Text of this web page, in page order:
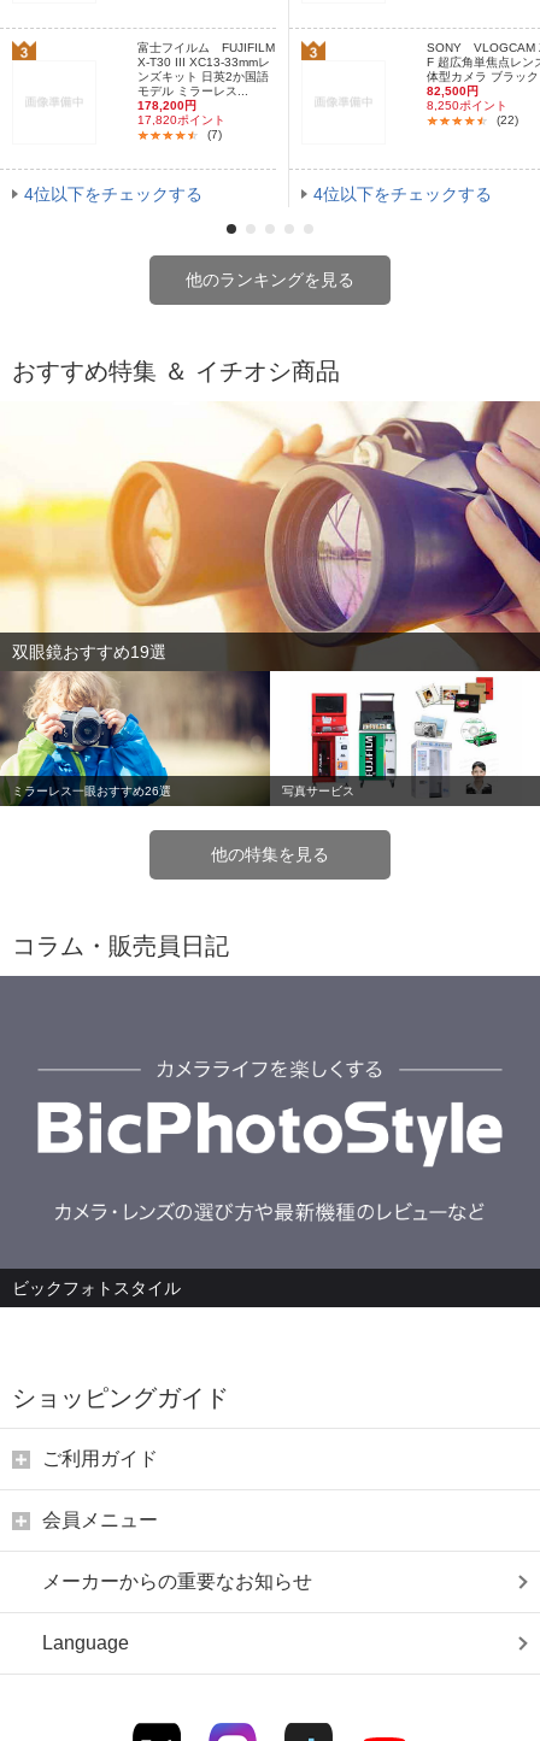
富士フイルム FUJIFILM
X-T30 III XC13-33mmレ
ンズキット 日英2か国語
モデル ミラーレス...
178,200円
17,820ポイント
(7)
4位以下をチェックする
SONY VLOGCAM
F 超広角単焦点レン
体型カメラ ブラック
82,500円
8,250ポイント
(22)
4位以下をチェックする
他のランキングを見る
おすすめ特集 ＆ イチオシ商品
双眼鏡おすすめ19選
ミラーレス一眼おすすめ26選 写真サービス
他の特集を見る
コラム・販売員日記
ビックフォトスタイル
ショッピングガイド
ご利用ガイド
会員メニュー
メーカーからの重要なお知らせ
Language